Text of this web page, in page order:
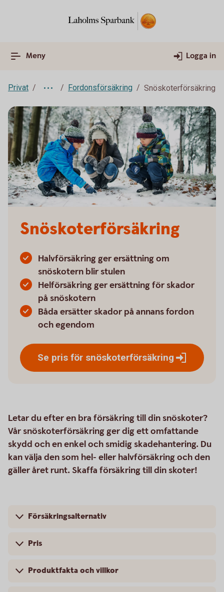
Meny Logga in
Privat Fordonsförsäkring Snöskoterförsäkring
Snöskoterförsäkring
Halvförsäkring ger ersättning om
snöskotern blir stulen
Helförsäkring ger ersättning för skador
på snöskotern
Båda ersätter skador på annans fordon
och egendom
Se pris för snöskoterförsäkring
Letar du efter en bra försäkring till din snöskoter?
Vår snöskoterförsäkring ger dig ett omfattande
skydd och en enkel och smidig skadehantering. Du
kan välja den som hel- eller halvförsäkring och den
gäller året runt. Skaffa försäkring till din skoter!
Försäkringsalternativ
Pris
Produktfakta och villkor